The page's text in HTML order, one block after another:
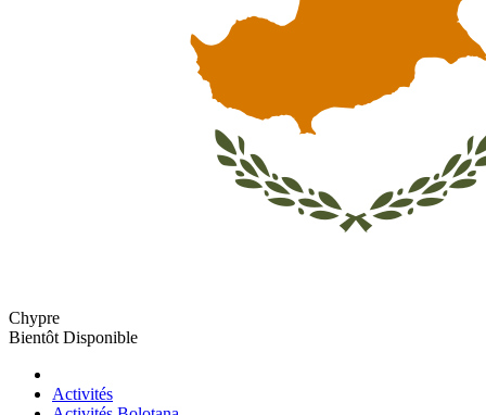
Chypre
Bientôt Disponible
Activités